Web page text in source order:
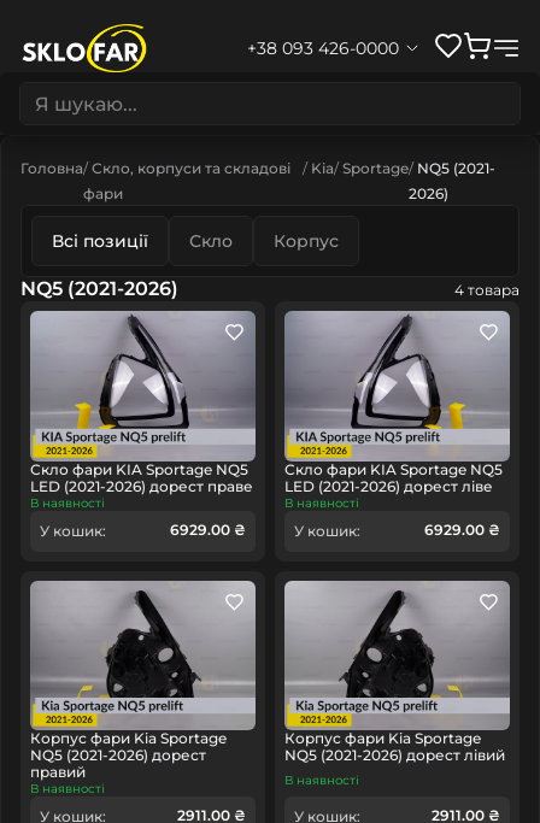
+38 093 426-0000
Головна Скло, корпуси та складові
фари
Kia Sportage NQ5 (2021-
2026)
Всі позиції Скло Корпус
NQ5 (2021-2026) 4 товара
Скло фари KIA Sportage NQ5
LED (2021-2026) дорест праве
В наявності
У кошик: 6929.00 ₴
Скло фари KIA Sportage NQ5
LED (2021-2026) дорест ліве
В наявності
У кошик: 6929.00 ₴
Корпус фари Kia Sportage
NQ5 (2021-2026) дорест
правий
В наявності
У кошик: 2911.00 ₴
Корпус фари Kia Sportage
NQ5 (2021-2026) дорест лівий
В наявності
У кошик: 2911.00 ₴